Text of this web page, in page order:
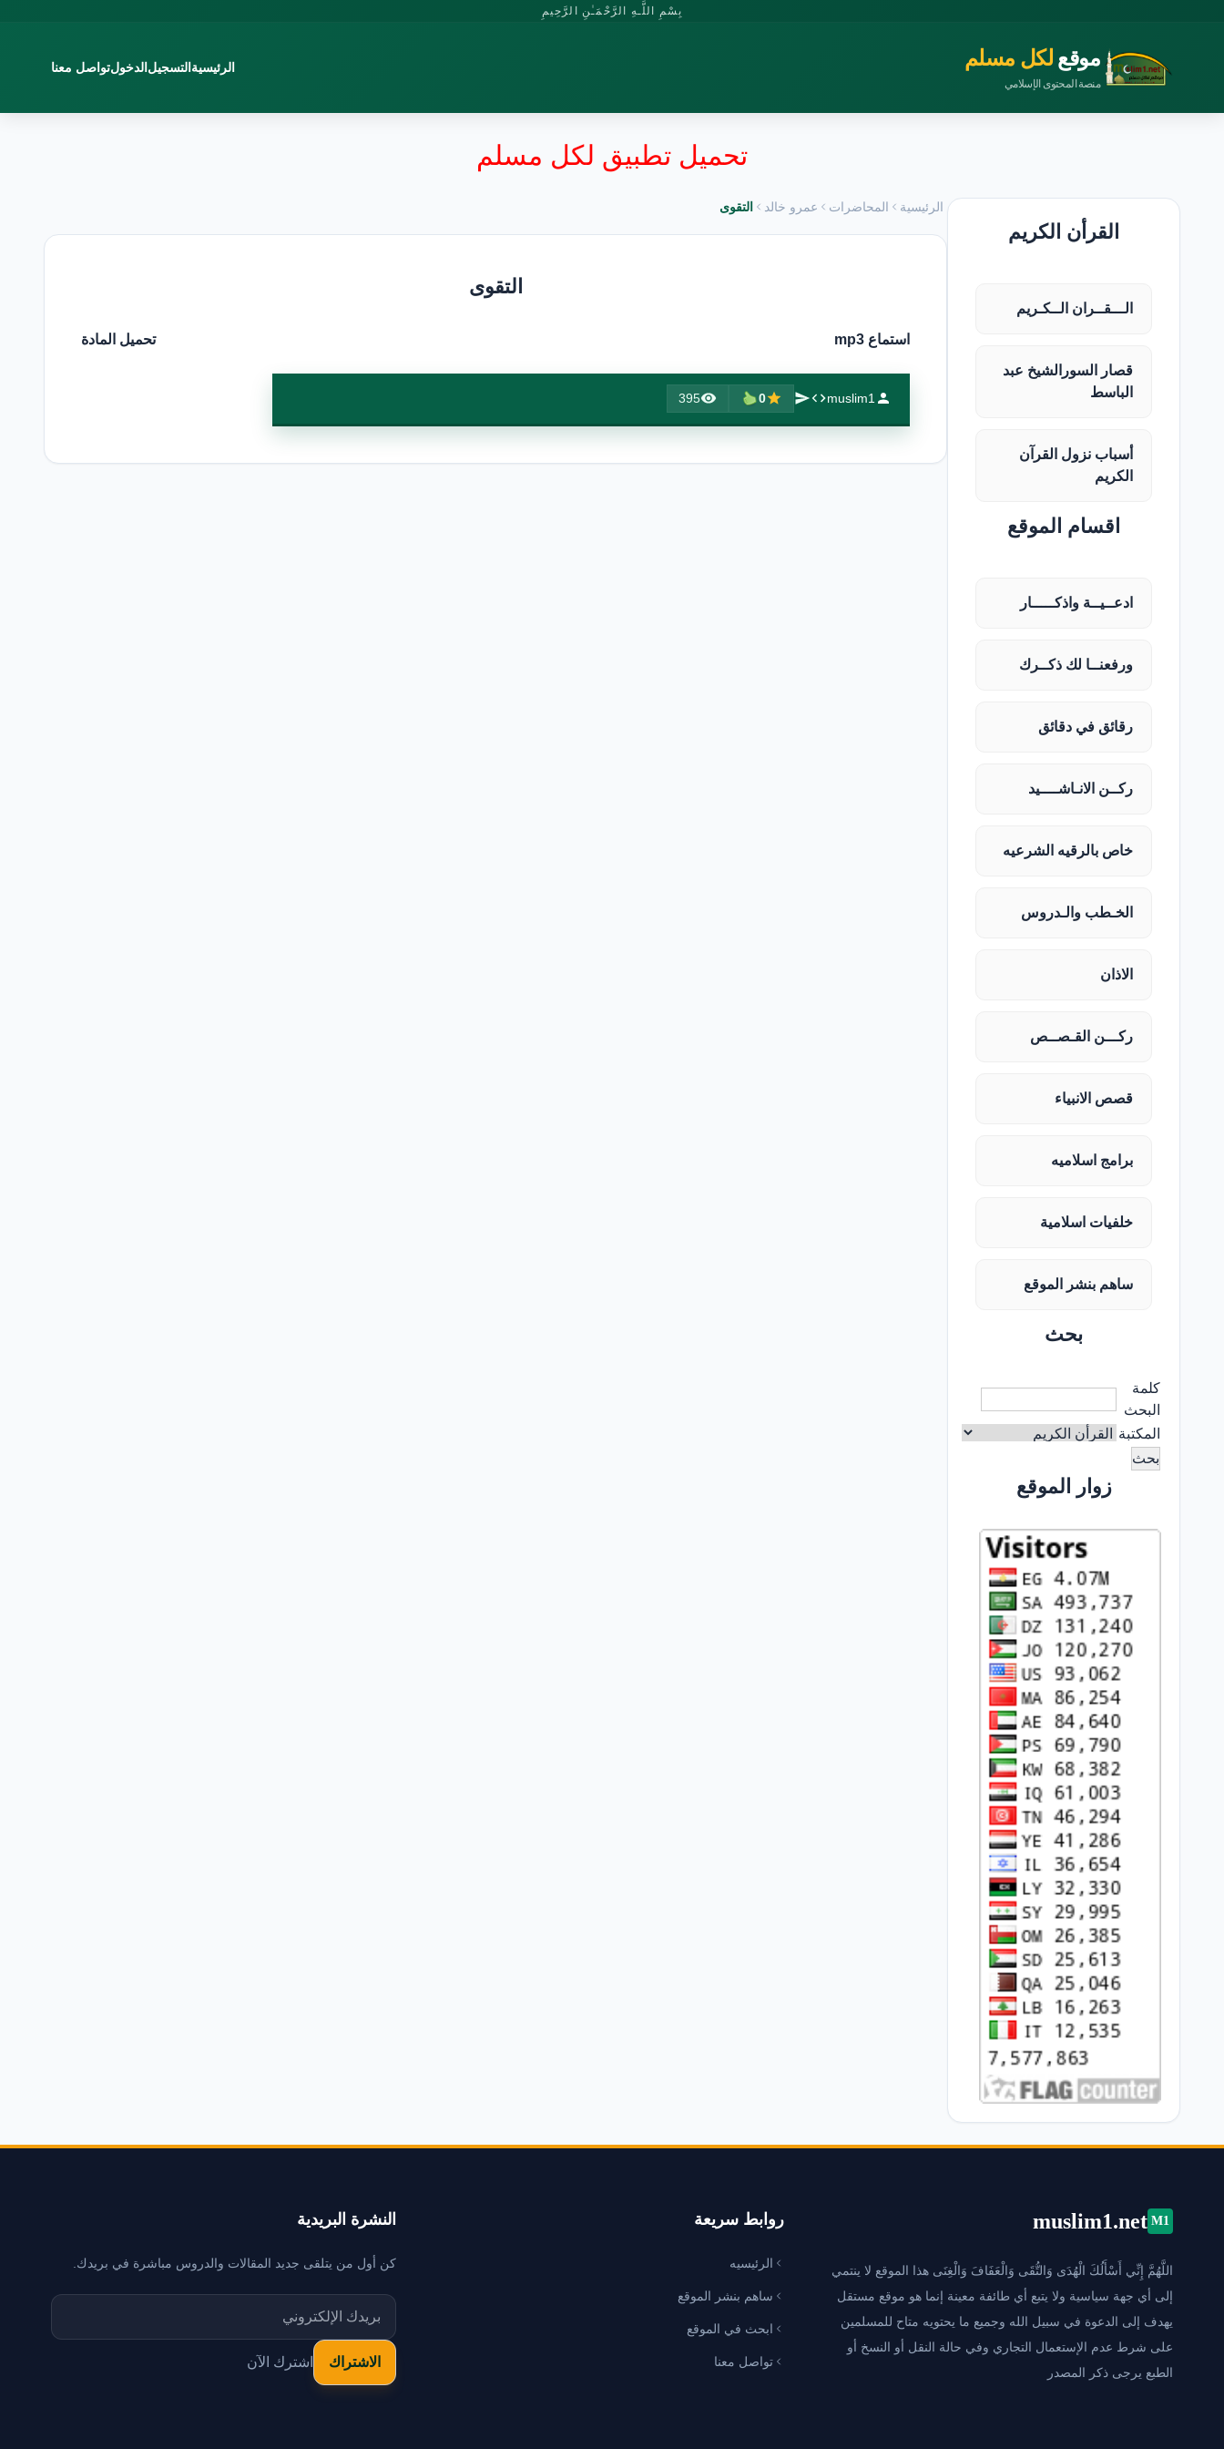
بِسْمِ اللَّـهِ الرَّحْمَـٰنِ الرَّحِيمِ
موقع لكل مسلم
منصة المحتوى الإسلامي
الرئيسية التسجيل الدخولتواصل معنا
تحميل تطبيق لكل مسلم
القرأن الكريم
الـــقــران الــكـريم
قصار السورالشيخ عبد
الباسط
أسباب نزول القرآن
الكريم
اقسام الموقع
ادعــيــة واذكـــــار
ورفعنــا لك ذكــرك
رقائق في دقائق
ركــن الانـاشــــيد
خاص بالرقيه الشرعيه
الخـطب والـدروس
الاذان
ركـــن القـصــص
قصص الانبياء
برامج اسلاميه
خلفيات اسلامية
ساهم بنشر الموقع
بحث
كلمة
البحث
المكتبة
زوار الموقع
الرئيسية المحاضرات عمرو خالد التقوى
التقوى
استماع mp3 تحميل المادة
muslim1
0
395
M1
muslim1.net
اللَّهُمَّ إِنِّي أَسْأَلُكَ الْهُدَى وَالتُّقَى وَالْعَفَافَ وَالْغِنَى هذا الموقع لا ينتمي
إلى أي جهة سياسية ولا يتبع أي طائفة معينة إنما هو موقع مستقل
يهدف إلى الدعوة في سبيل الله وجميع ما يحتويه متاح للمسلمين
على شرط عدم الإستعمال التجاري وفي حالة النقل أو النسخ أو
الطبع يرجى ذكر المصدر
روابط سريعة
الرئيسيه
ساهم بنشر الموقع
ابحث في الموقع
تواصل معنا
النشرة البريدية
كن أول من يتلقى جديد المقالات والدروس مباشرة في بريدك.
اشترك الآن